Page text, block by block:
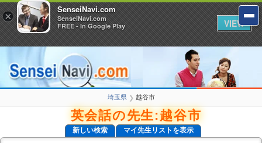
埼玉県 ❯ 越谷市
英会話の先生:越谷市
新しい検索 マイ先生リストを表示
×
SenseiNavi.com
SenseiNavi.com
FREE - In Google Play
VIEW
×
SenseiNavi.com
SenseiNavi.com
FREE - In Google Play
VIEW